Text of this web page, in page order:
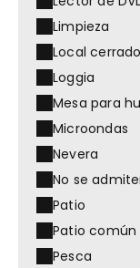
Limpieza
Local
Loggia
Mesa para
Microondas
Nevera
No se
Patio
Patio común
Pesca